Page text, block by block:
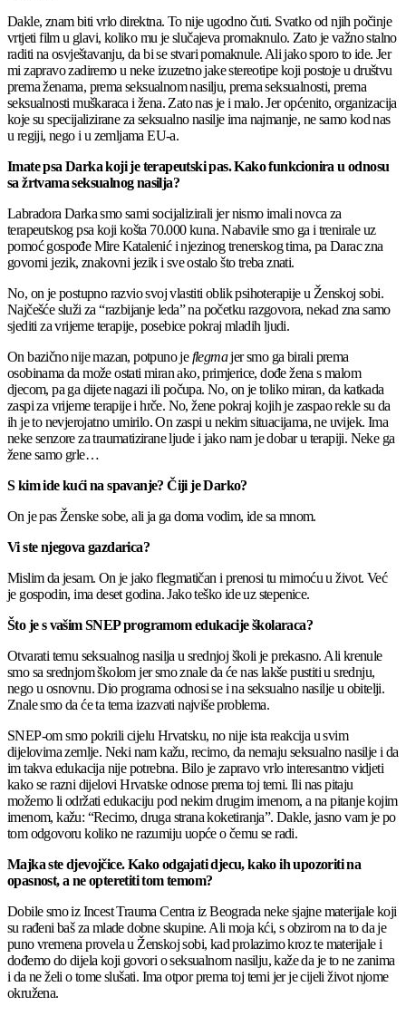
Dakle, znam biti vrlo direktna. To nije ugodno čuti. Svatko od njih počinje
vrtjeti film u glavi, koliko mu je slučajeva promaknulo. Zato je važno stalno
raditi na osvještavanju, da bi se stvari pomaknule. Ali jako sporo to ide. Jer
mi zapravo zadiremo u neke izuzetno jake stereotipe koji postoje u društvu
prema ženama, prema seksualnom nasilju, prema seksualnosti, prema
seksualnosti muškaraca i žena. Zato nas je i malo. Jer općenito, organizacija
koje su specijalizirane za seksualno nasilje ima najmanje, ne samo kod nas
u regiji, nego i u zemljama EU-a.
Imate psa Darka koji je terapeutski pas. Kako funkcionira u odnosu
sa žrtvama seksualnog nasilja?
Labradora Darka smo sami socijalizirali jer nismo imali novca za
terapeutskog psa koji košta 70.000 kuna. Nabavile smo ga i trenirale uz
pomoć gospođe Mire Katalenić i njezinog trenerskog tima, pa Darac zna
govorni jezik, znakovni jezik i sve ostalo što treba znati.
No, on je postupno razvio svoj vlastiti oblik psihoterapije u Ženskoj sobi.
Najčešće služi za “razbijanje leda” na početku razgovora, nekad zna samo
sjediti za vrijeme terapije, posebice pokraj mladih ljudi.
On bazično nije mazan, potpuno jeflegmajer smo ga birali prema
osobinama da može ostati miran ako, primjerice, dođe žena s malom
djecom, pa ga dijete nagazi ili počupa. No, on je toliko miran, da katkada
zaspi za vrijeme terapije i hrče. No, žene pokraj kojih je zaspao rekle su da
ih je to nevjerojatno umirilo. On zaspi u nekim situacijama, ne uvijek. Ima
neke senzore za traumatizirane ljude i jako nam je dobar u terapiji. Neke ga
žene samo grle…
S kim ide kući na spavanje? Čiji je Darko?
On je pas Ženske sobe, ali ja ga doma vodim, ide sa mnom.
Vi ste njegova gazdarica?
Mislim da jesam. On je jako flegmatičan i prenosi tu mirnoću u život. Već
je gospodin, ima deset godina. Jako teško ide uz stepenice.
Što je s vašim SNEP programom edukacije školaraca?
Otvarati temu seksualnog nasilja u srednjoj školi je prekasno. Ali krenule
smo sa srednjom školom jer smo znale da će nas lakše pustiti u srednju,
nego u osnovnu. Dio programa odnosi se i na seksualno nasilje u obitelji.
Znale smo da će ta tema izazvati najviše problema.
SNEP-om smo pokrili cijelu Hrvatsku, no nije ista reakcija u svim
dijelovima zemlje. Neki nam kažu, recimo, da nemaju seksualno nasilje i da
im takva edukacija nije potrebna. Bilo je zapravo vrlo interesantno vidjeti
kako se razni dijelovi Hrvatske odnose prema toj temi. Ili nas pitaju
možemo li održati edukaciju pod nekim drugim imenom, a na pitanje kojim
imenom, kažu: “Recimo, druga strana koketiranja”. Dakle, jasno vam je po
tom odgovoru koliko ne razumiju uopće o čemu se radi.
Majka ste djevojčice. Kako odgajati djecu, kako ih upozoriti na
opasnost, a ne opteretiti tom temom?
Dobile smo iz Incest Trauma Centra iz Beograda neke sjajne materijale koji
su rađeni baš za mlade dobne skupine. Ali moja kći, s obzirom na to da je
puno vremena provela u Ženskoj sobi, kad prolazimo kroz te materijale i
dođemo do dijela koji govori o seksualnom nasilju, kaže da je to ne zanima
i da ne želi o tome slušati. Ima otpor prema toj temi jer je cijeli život njome
okružena.